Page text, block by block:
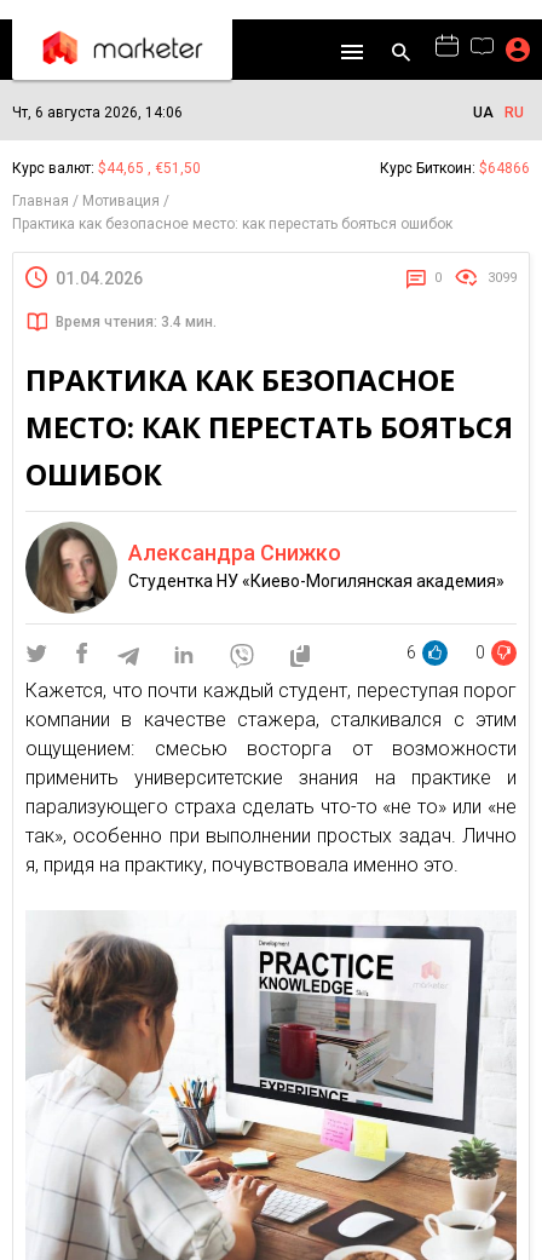
Чт, 6 августа 2026, 14:06 UA RU
Курс валют: $44,65 , €51,50 Курс Биткоин: $64866
Главная
Мотивация
Практика как безопасное место: как перестать бояться ошибок
01.04.2026 0 3099
Время чтения: 3.4 мин.
ПРАКТИКА КАК БЕЗОПАСНОЕ
МЕСТО: КАК ПЕРЕСТАТЬ БОЯТЬСЯ
ОШИБОК
Александра Снижко
Студентка НУ «Киево-Могилянская академия»
6 0
Кажется, что почти каждый студент, переступая порог
компании в качестве стажера, сталкивался с этим
ощущением: смесью восторга от возможности
применить университетские знания на практике и
парализующего страха сделать что-то «не то» или «не
так», особенно при выполнении простых задач. Лично
я, придя на практику, почувствовала именно это.